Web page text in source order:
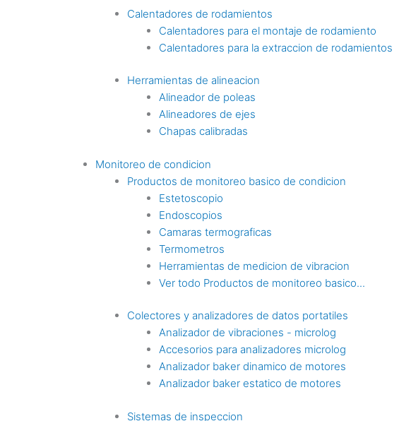
Calentadores de rodamientos
Calentadores para el montaje de rodamiento
Calentadores para la extraccion de rodamientos
Herramientas de alineacion
Alineador de poleas
Alineadores de ejes
Chapas calibradas
Monitoreo de condicion
Productos de monitoreo basico de condicion
Estetoscopio
Endoscopios
Camaras termograficas
Termometros
Herramientas de medicion de vibracion
Ver todo Productos de monitoreo basico...
Colectores y analizadores de datos portatiles
Analizador de vibraciones - microlog
Accesorios para analizadores microlog
Analizador baker dinamico de motores
Analizador baker estatico de motores
Sistemas de inspeccion